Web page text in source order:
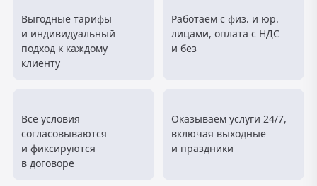
Выгодные тарифы
и индивидуальный
подход к каждому
клиенту
Работаем с физ. и юр.
лицами, оплата с НДС
и без
Все условия
согласовываются
и фиксируются
в договоре
Оказываем услуги 24/7,
включая выходные
и праздники